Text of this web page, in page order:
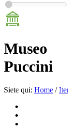
Museo
Puccini
Siete qui: Home /